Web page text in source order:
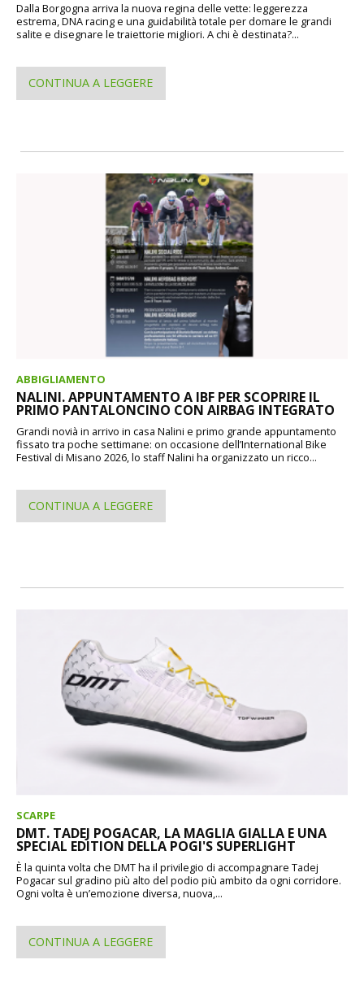
Dalla Borgogna arriva la nuova regina delle vette: leggerezza
estrema, DNA racing e una guidabilità totale per domare le grandi
salite e disegnare le traiettorie migliori. A chi è destinata?...
CONTINUA A LEGGERE
ABBIGLIAMENTO
NALINI. APPUNTAMENTO A IBF PER SCOPRIRE IL
PRIMO PANTALONCINO CON AIRBAG INTEGRATO
Grandi novià in arrivo in casa Nalini e primo grande appuntamento
fissato tra poche settimane: on occasione dell’International Bike
Festival di Misano 2026, lo staff Nalini ha organizzato un ricco...
CONTINUA A LEGGERE
SCARPE
DMT. TADEJ POGACAR, LA MAGLIA GIALLA E UNA
SPECIAL EDITION DELLA POGI'S SUPERLIGHT
È la quinta volta che DMT ha il privilegio di accompagnare Tadej
Pogacar sul gradino più alto del podio più ambito da ogni corridore.
Ogni volta è un’emozione diversa, nuova,...
CONTINUA A LEGGERE